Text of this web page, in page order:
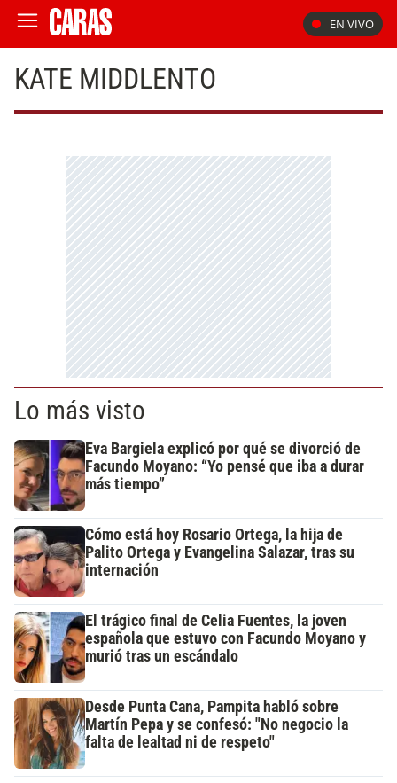
EN VIVO
KATE MIDDLENTO
Lo más visto
Eva Bargiela explicó por qué se divorció de
Facundo Moyano: “Yo pensé que iba a durar
más tiempo”
Cómo está hoy Rosario Ortega, la hija de
Palito Ortega y Evangelina Salazar, tras su
internación
El trágico final de Celia Fuentes, la joven
española que estuvo con Facundo Moyano y
murió tras un escándalo
Desde Punta Cana, Pampita habló sobre
Martín Pepa y se confesó: "No negocio la
falta de lealtad ni de respeto"